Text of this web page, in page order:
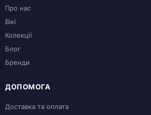
Про нас
Вікі
Колекції
Блог
Бренди
ДОПОМОГА
Доставка та оплата